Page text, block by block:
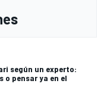
según un experto:
pensar ya en el